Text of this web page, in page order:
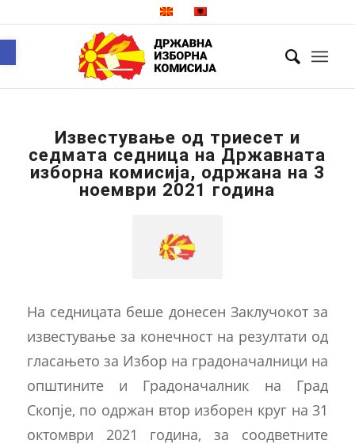
Известување од триесет и
седмата седница на Државната
изборна комисија, одржана на 3
ноември 2021 година
На седницата беше донесен Заклучокот за
известување за конечност на резултати од
гласањето за Избор на градоначалници на
општините и Градоначалник на Град
Скопје, по одржан втор изборен круг на 31
октомври 2021 година, за соодветните
Open toolbar